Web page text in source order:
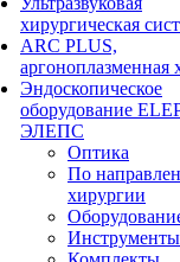
хирургическая
ARC PLUS,
аргоноплазменная
Эндоскопическое
оборудование
ЭЛЕПС
Оптика
По
хирургии
Инструменты